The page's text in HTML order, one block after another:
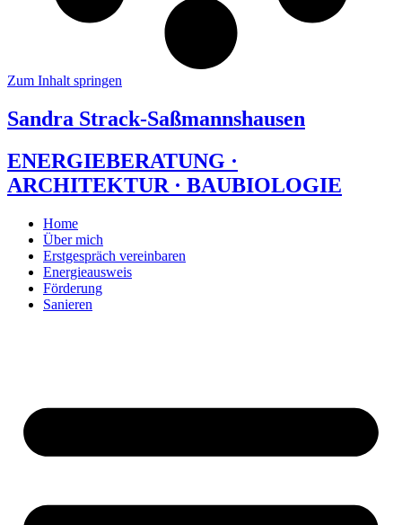
Zum Inhalt springen
Sandra Strack-Saßmannshausen
ENERGIEBERATUNG ·
ARCHITEKTUR · BAUBIOLOGIE
Home
Über mich
Erstgespräch vereinbaren
Energieausweis
Förderung
Sanieren